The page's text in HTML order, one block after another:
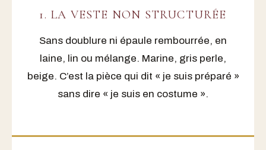
1. LA VESTE NON STRUCTURÉE
Sans doublure ni épaule rembourrée, en
laine, lin ou mélange. Marine, gris perle,
beige. C’est la pièce qui dit « je suis préparé »
sans dire « je suis en costume ».